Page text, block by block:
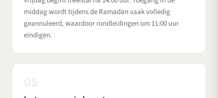
middag wordt tijdens de Ramadan vaak volledig
geannuleerd, waardoor rondleidingen om 11:00 uur
eindigen.